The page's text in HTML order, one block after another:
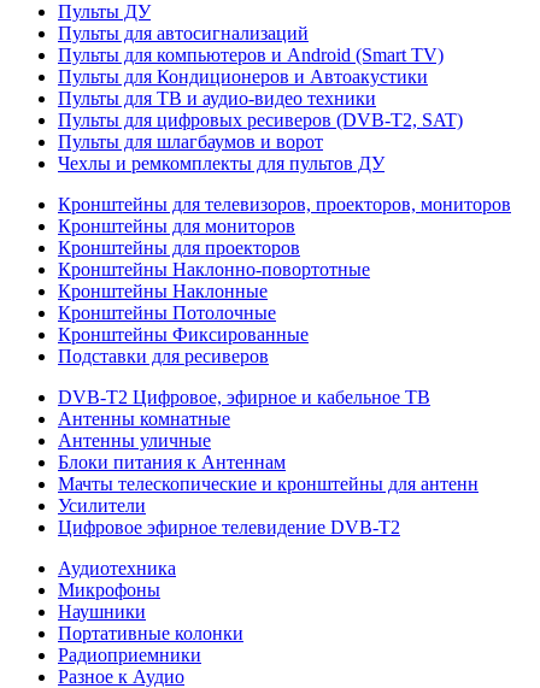
Пульты ДУ
Пульты для автосигнализаций
Пульты для компьютеров и Android (Smart TV)
Пульты для Кондиционеров и Автоакустики
Пульты для ТВ и аудио-видео техники
Пульты для цифровых ресиверов (DVB-T2, SAT)
Пульты для шлагбаумов и ворот
Чехлы и ремкомплекты для пультов ДУ
Кронштейны для телевизоров, проекторов, мониторов
Кронштейны для мониторов
Кронштейны для проекторов
Кронштейны Наклонно-повортотные
Кронштейны Наклонные
Кронштейны Потолочные
Кронштейны Фиксированные
Подставки для ресиверов
DVB-T2 Цифровое, эфирное и кабельное ТВ
Антенны комнатные
Антенны уличные
Блоки питания к Антеннам
Мачты телескопические и кронштейны для антенн
Усилители
Цифровое эфирное телевидение DVB-Т2
Аудиотехника
Микрофоны
Наушники
Портативные колонки
Радиоприемники
Разное к Аудио